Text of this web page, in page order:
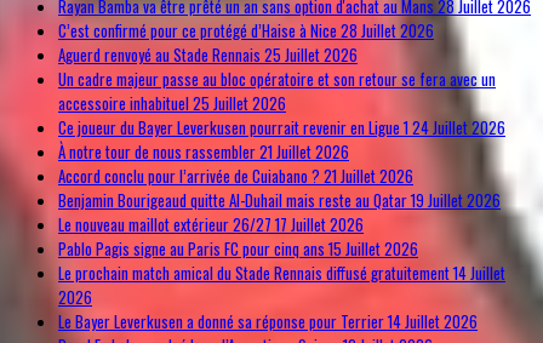
Rayan Bamba va être prêté un an sans option d'achat au Mans 28 Juillet 2026
C’est confirmé pour ce protégé d’Haise à Nice 28 Juillet 2026
Aguerd renvoyé au Stade Rennais 25 Juillet 2026
Un cadre majeur passe au bloc opératoire et son retour se fera avec un
accessoire inhabituel25 Juillet 2026
Ce joueur du Bayer Leverkusen pourrait revenir en Ligue 1 24 Juillet 2026
À notre tour de nous rassembler21 Juillet 2026
Accord conclu pour l’arrivée de Cuiabano ? 21 Juillet 2026
Benjamin Bourigeaud quitte Al-Duhail mais reste au Qatar19 Juillet 2026
Le nouveau maillot extérieur 26/2717 Juillet 2026
Pablo Pagis signe au Paris FC pour cinq ans15 Juillet 2026
Le prochain match amical du Stade Rennais diffusé gratuitement14 Juillet
2026
Le Bayer Leverkusen a donné sa réponse pour Terrier14 Juillet 2026